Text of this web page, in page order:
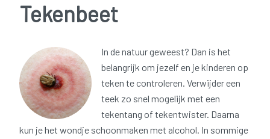
Tekenbeet
In de natuur geweest? Dan is het
belangrijk om jezelf en je kinderen op
teken te controleren. Verwijder een
teek zo snel mogelijk met een
tekentang of tekentwister. Daarna
kun je het wondje schoonmaken met alcohol. In sommige